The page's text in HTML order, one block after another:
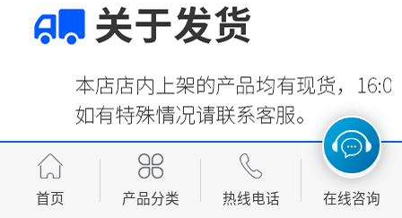
首页 产品分类 热线电话 在线咨询